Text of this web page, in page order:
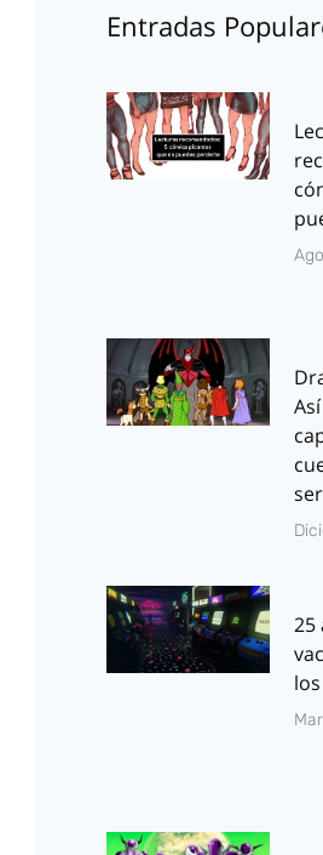
Entradas
25